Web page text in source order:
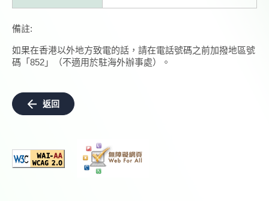
備註:
如果在香港以外地方致電的話，請在電話號碼之前加撥地區號
碼「852」（不適用於駐海外辦事處）。
返回